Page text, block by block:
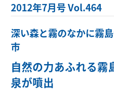
2012年7月号 Vol.464
深い森と霧のなかに霧
市
自然の力あふれる霧
泉が噴出